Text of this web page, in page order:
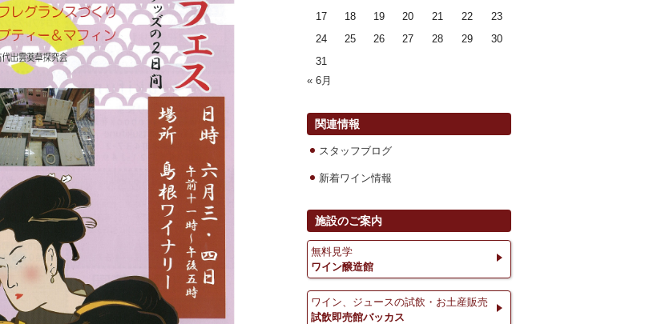
« 6月
17 18 19 20 21 22
23
24
25 26 27 28 29
30
31
関連情報
スタッフブログ
新着ワイン情報
施設のご案内
無料見学
ワイン醸造館
ワイン、ジュースの試飲・お土産販売
試飲即売館バッカス